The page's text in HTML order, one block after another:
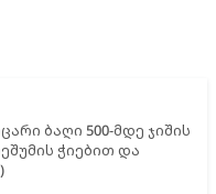
ბაღი 500-მდე ჯიშის
ჭიებით და